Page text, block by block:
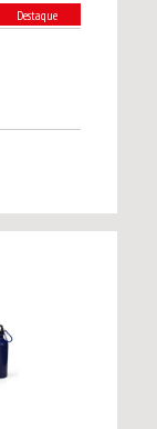
Destaque